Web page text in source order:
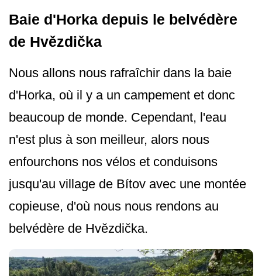
Baie d'Horka depuis le belvédère
de Hvězdička
Nous allons nous rafraîchir dans la baie
d'Horka, où il y a un campement et donc
beaucoup de monde. Cependant, l'eau
n'est plus à son meilleur, alors nous
enfourchons nos vélos et conduisons
jusqu'au village de Bítov avec une montée
copieuse, d'où nous nous rendons au
belvédère de Hvězdička.